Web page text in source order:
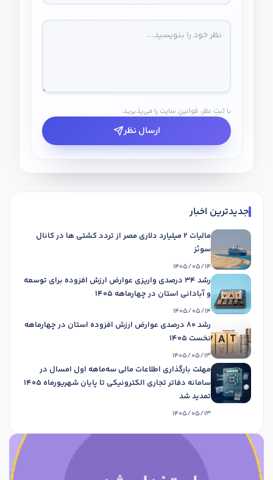
با ثبتِ نظر، قوانینِ سایت را می‌پذیرید.
ارسال نظر
جدیدترین اخبار
مالیات 2 میلیارد دلاری مصر از تردد کشتی ها در کانال
سوئز
1405/05/14
رشد 34 درصدی واریزی عوارض ارزش افزوده برای توسعه
و آبادانی استان در چهارماهه 1405
1405/05/14
رشد 80 درصدی عوارض ارزش افزوده استان در چهارماهه
نخست 1405
1405/05/13
مهلت بارگذاری اطلاعات مالی سه‌ماهه اول امسال در
سامانه دفاتر تجاری الکترونیکی تا پایان شهریورماه 1405
تمدید شد
1405/05/13